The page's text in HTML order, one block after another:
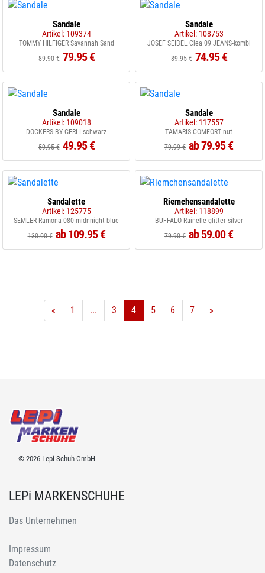
Sandale
Artikel: 109374
TOMMY HILFIGER Savannah Sand
89.90 € 79.95 €
Sandale
Artikel: 108753
JOSEF SEIBEL Clea 09 JEANS-kombi
89.95 € 74.95 €
Sandale
Artikel: 109018
DOCKERS BY GERLI schwarz
59.95 € 49.95 €
Sandale
Artikel: 117557
TAMARIS COMFORT nut
79.99 € ab 79.95 €
Sandalette
Artikel: 125775
SEMLER Ramona 080 midnnight blue
130.00 € ab 109.95 €
Riemchensandalette
Artikel: 118899
BUFFALO Rainelle glitter silver
79.90 € ab 59.00 €
« 1 ... 3 4 5 6 7 »
© 2026 Lepi Schuh GmbH
LEPi MARKENSCHUHE
Das Unternehmen
Impressum
Datenschutz